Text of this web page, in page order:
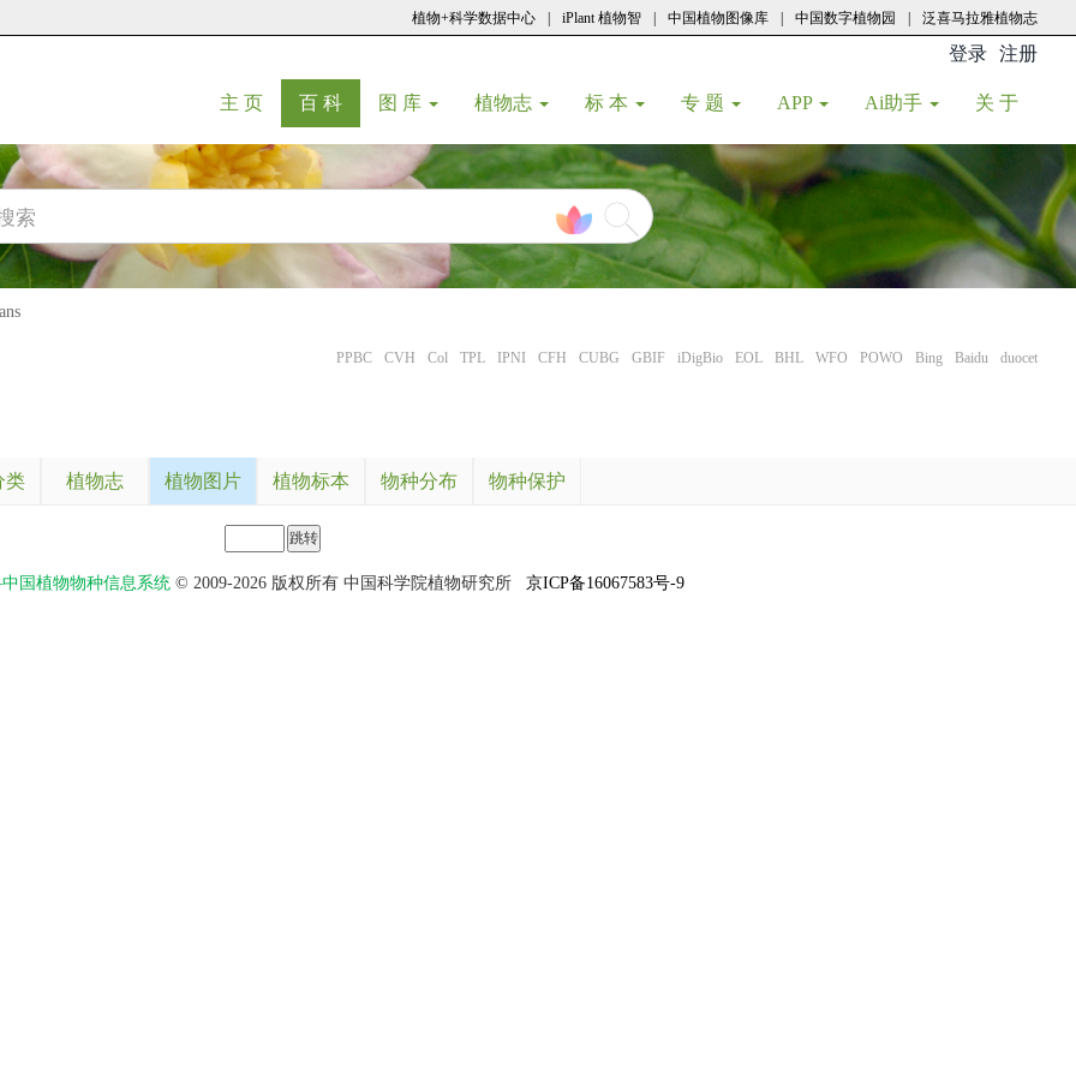
植物+科学数据中心 iPlant 植物智 中国植物图像库 中国数字植物园 泛喜马拉雅植物志
登录 注册
主 页(current)
百 科(current)
图 库 植物志 标 本 专 题 APP Ai助手 关 于
PPBC CVH Col TPL IPNI CFH CUBG GBIF iDigBio EOL BHL WFO POWO Bing Baidu duocet
类 植物志 植物图片 植物标本 物种分布 物种保护
国植物物种信息系统 © 2009-2026 版权所有 中国科学院植物研究所 京ICP备16067583号-9